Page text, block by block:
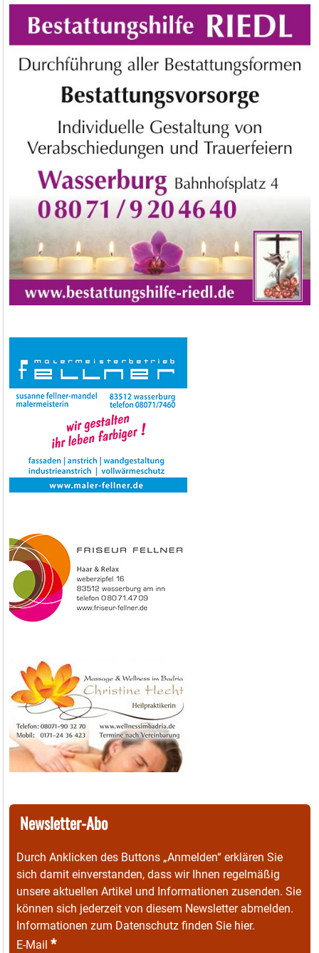
Newsletter-Abo
Durch Anklicken des Buttons „Anmelden“ erklären Sie
sich damit einverstanden, dass wir Ihnen regelmäßig
unsere aktuellen Artikel und Informationen zusenden. Sie
können sich jederzeit von diesem Newsletter abmelden.
Informationen zum Datenschutz finden Sie hier.
E-Mail *